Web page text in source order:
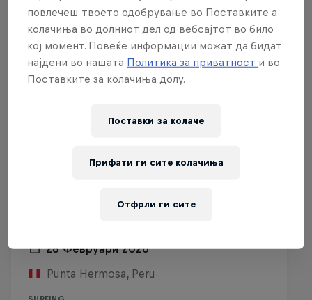
WSL Señoritas Open Pro 2026
28 Февруари 2026
Punta Hermosa, Peru
повлечеш твоето одобрување во Поставките а
колачиња во долниот дел од вебсајтот во било
кој момент. Повеќе информации можат да бидат
најдени во нашата Политика за приватност и во
Поставките за колачиња долу.
Поставки за колачe
Отфрли ги сите
Прифати ги сите колачиња